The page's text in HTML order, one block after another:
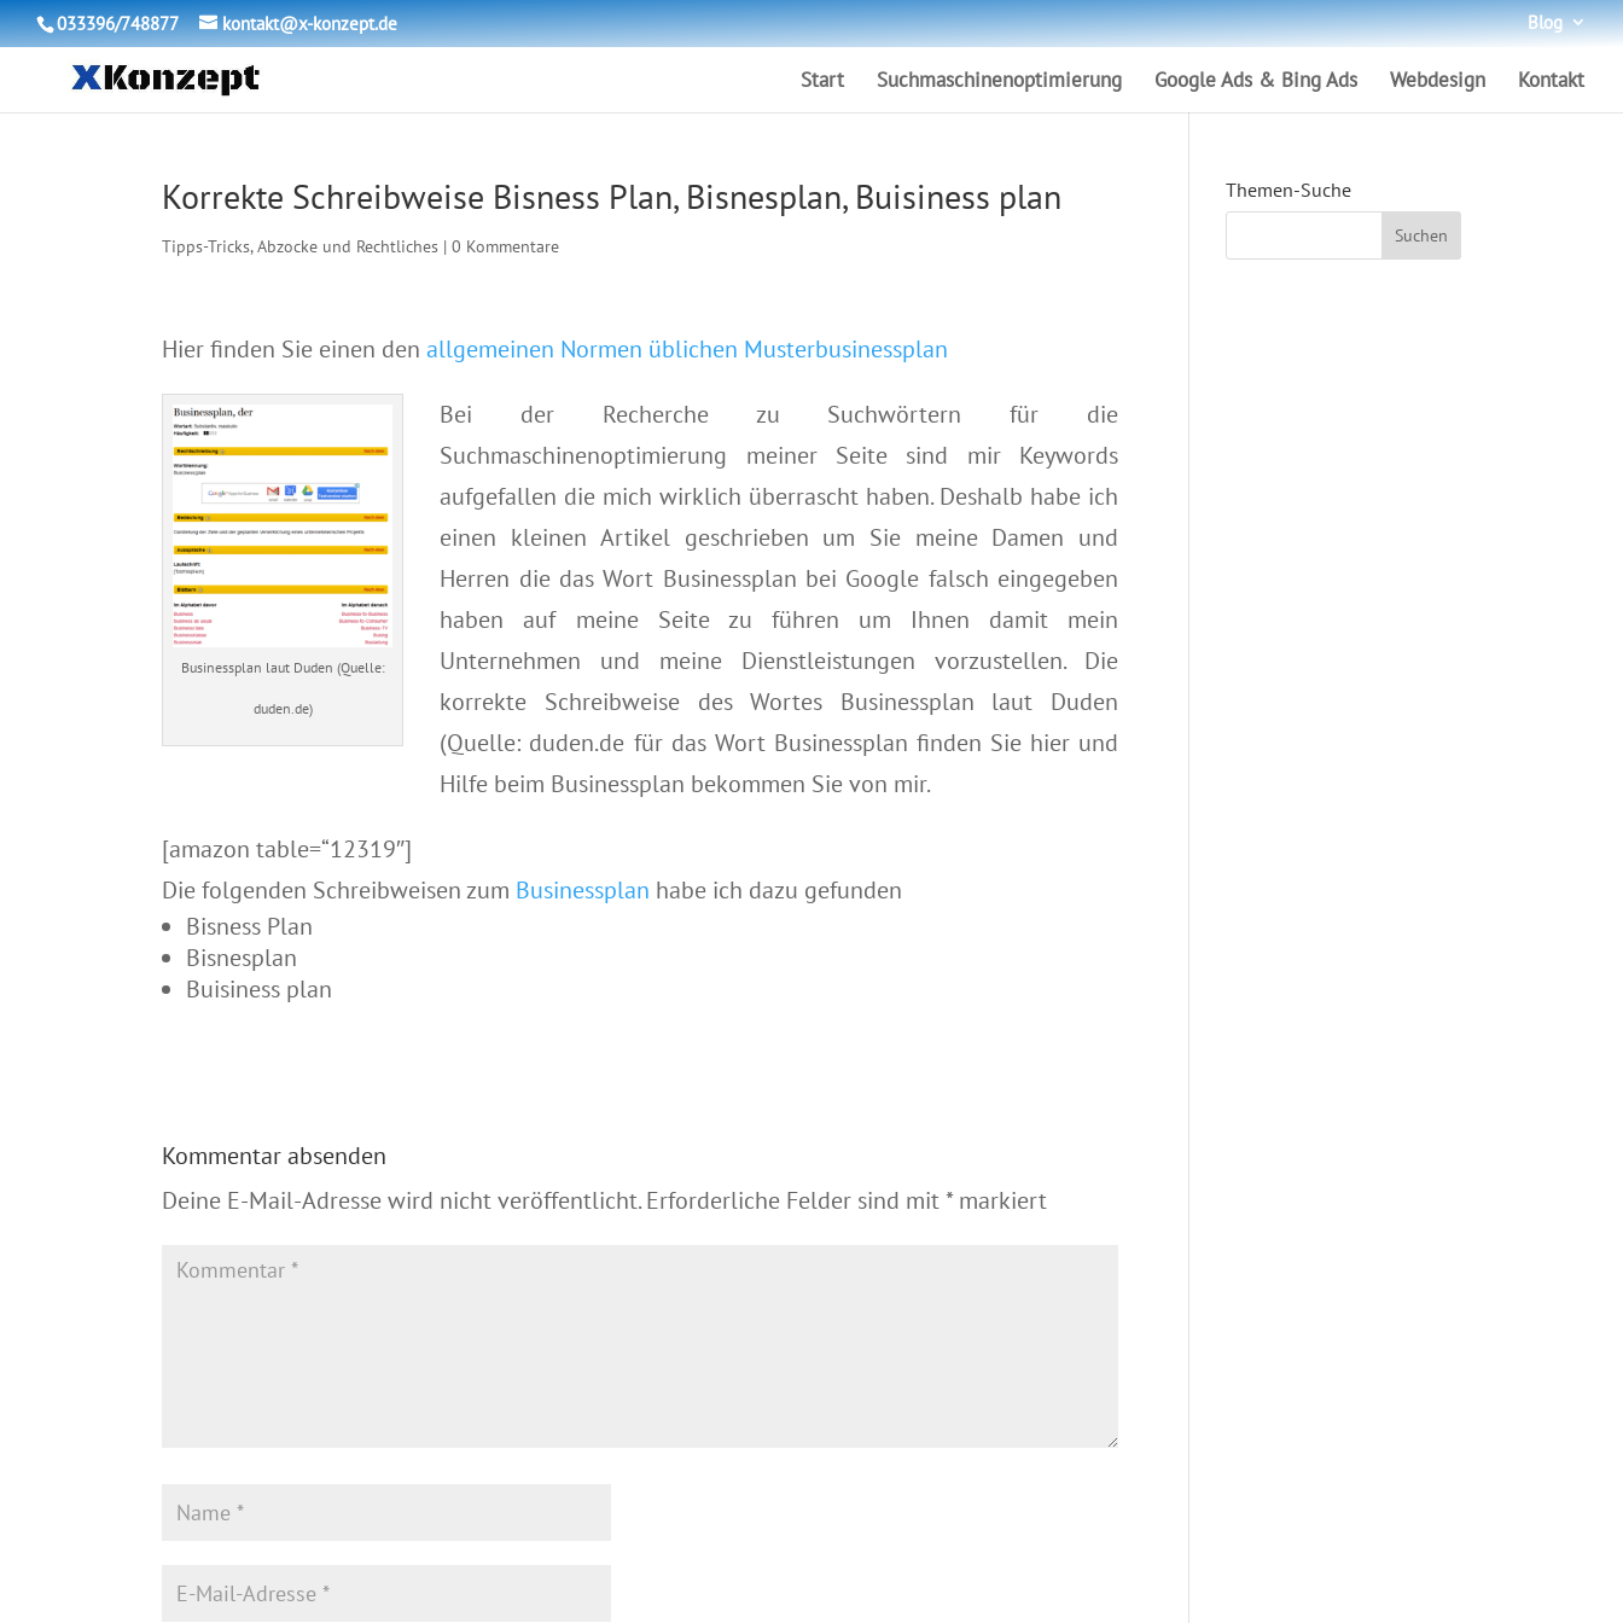
033396/748877 kontakt@x-konzept.de Blog
Start Suchmaschinenoptimierung Google Ads & Bing Ads Webdesign Kontakt
Korrekte Schreibweise Bisness Plan, Bisnesplan, Buisiness plan
Tipps-Tricks, Abzocke und Rechtliches |0 Kommentare
Hier finden Sie einen denallgemeinen Normen üblichen Musterbusinessplan
Businessplan laut Duden (Quelle:
duden.de)
Bei der Recherche zu Suchwörtern für die
Suchmaschinenoptimierung meiner Seite sind mir Keywords
aufgefallen die mich wirklich überrascht haben. Deshalb habe ich
einen kleinen Artikel geschrieben um Sie meine Damen und
Herren die das Wort Businessplan bei Google falsch eingegeben
haben auf meine Seite zu führen um Ihnen damit mein
Unternehmen und meine Dienstleistungen vorzustellen. Die
korrekte Schreibweise des Wortes Businessplan laut Duden
(Quelle: duden.de für das Wort Businessplan finden Sie hier und
Hilfe beim Businessplan bekommen Sie von mir.
[amazon table=“12319″]
Die folgenden Schreibweisen zum Businessplan habe ich dazu gefunden
Bisness Plan
Bisnesplan
Buisiness plan
Kommentar absenden
Deine E-Mail-Adresse wird nicht veröffentlicht. Erforderliche Felder sind mit*markiert
Themen-Suche